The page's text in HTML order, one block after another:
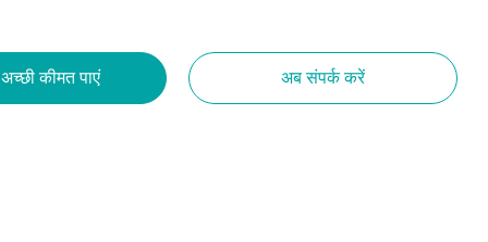
कीमत पाएं अब संपर्क करें